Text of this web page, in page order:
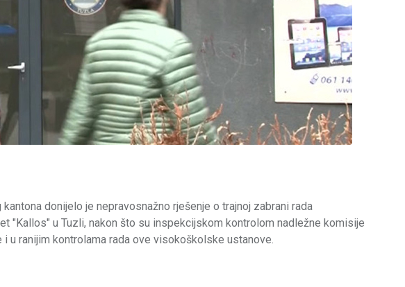
donijelo je nepravosnažno rješenje o trajnoj zabrani rada
"Kallos" u Tuzli, nakon što su inspekcijskom kontrolom nadležne komisije
u ranijim kontrolama rada ove visokoškolske ustanove.